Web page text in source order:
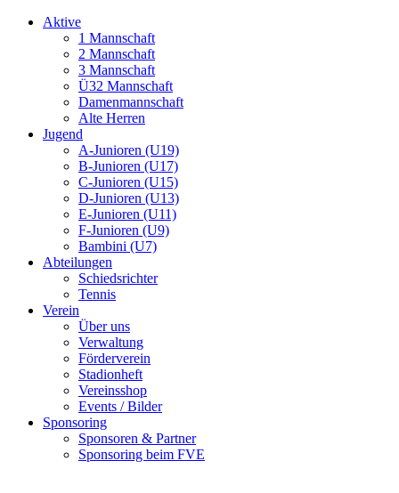
Aktive
1 Mannschaft
2 Mannschaft
3 Mannschaft
Ü32 Mannschaft
Damenmannschaft
Alte Herren
Jugend
A-Junioren (U19)
B-Junioren (U17)
C-Junioren (U15)
D-Junioren (U13)
E-Junioren (U11)
F-Junioren (U9)
Bambini (U7)
Abteilungen
Schiedsrichter
Tennis
Verein
Über uns
Verwaltung
Förderverein
Stadionheft
Vereinsshop
Events / Bilder
Sponsoring
Sponsoren & Partner
Sponsoring beim FVE